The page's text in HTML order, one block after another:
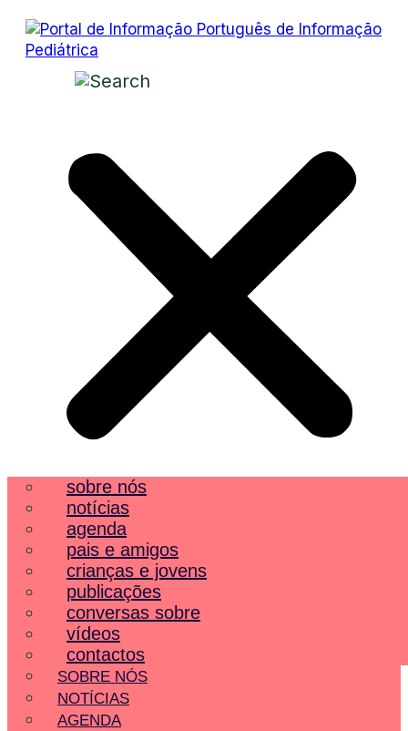
sobre nós
notícias
agenda
pais e amigos
crianças e jovens
publicações
conversas sobre
vídeos
contactos
SOBRE NÓS
NOTÍCIAS
AGENDA